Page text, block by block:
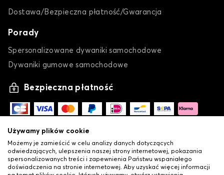
Dostawa/Bezpieczna płatność/Gwarancja
Porady
Spersonalizowane dywaniki samochodowe
Dywaniki gumowe samochodowe
Bezpieczna płatność
Używamy plików cookie
Możemy je zamieścić w celu analizy danych dotyczących
odwiedzających, ulepszenia naszej strony internetowej, pokazania
spersonalizowanych treści i zapewnienia Państwu wspaniałego
doświadczenia na stronie internetowej. Aby uzyskać więcej informacji